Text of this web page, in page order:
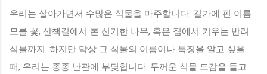
우리는 살아가면서 수많은 식물을 마주합니다. 길가에 핀 이름
모를 꽃, 산책길에서 본 신기한 나무, 혹은 집에서 키우는 반려
식물까지. 하지만 막상 그 식물의 이름이나 특징을 알고 싶을
때, 우리는 종종 난관에 부딪힙니다. 두꺼운 식물 도감을 들고